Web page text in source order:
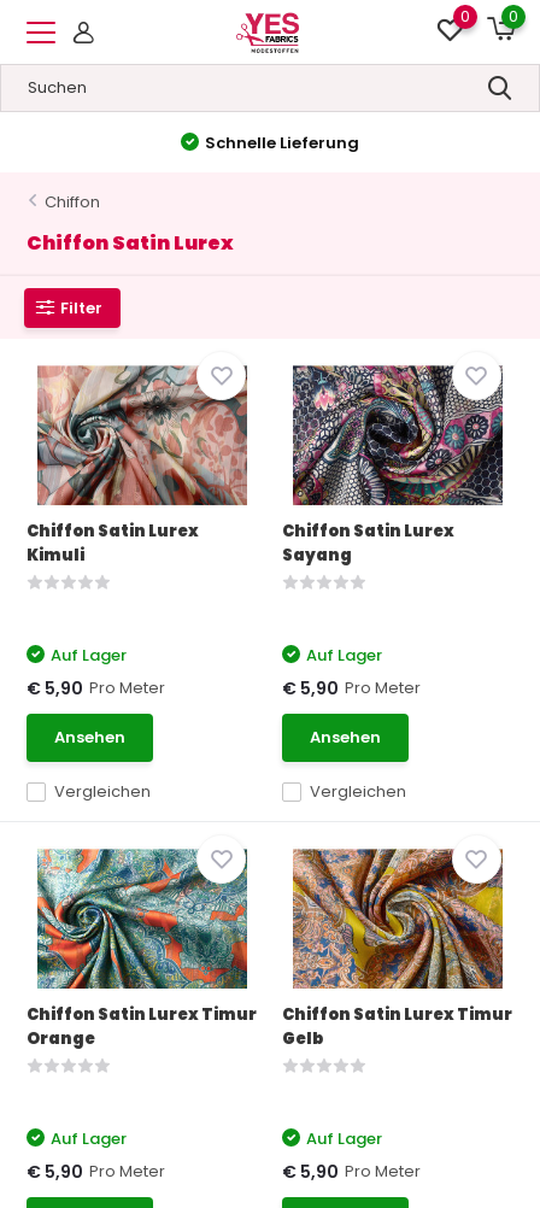
0 0
Hohe Qualität&Niedrige Preise
Chiffon
Chiffon Satin Lurex
Filter
Chiffon Satin Lurex
Kimuli
Vergleichen
Auf Lager
€ 5,90 Pro Meter
Ansehen
Chiffon Satin Lurex
Sayang
Vergleichen
Auf Lager
€ 5,90 Pro Meter
Ansehen
Chiffon Satin Lurex Timur
Orange
Auf Lager
€ 5,90 Pro Meter
Chiffon Satin Lurex Timur
Gelb
Auf Lager
€ 5,90 Pro Meter